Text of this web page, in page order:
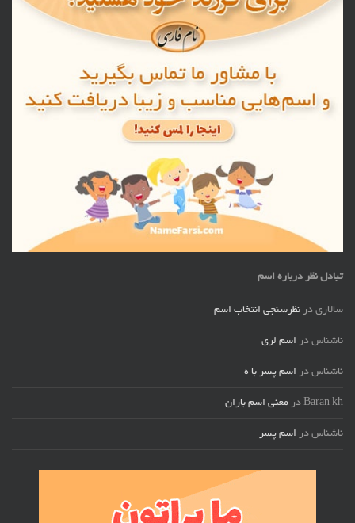
تبادل نظر درباره اسم
سالاری در نظرسنجی انتخاب اسم
ناشناس در اسم لری
ناشناس در اسم پسر با ه
Baran kh در معنی اسم باران
ناشناس در اسم پسر